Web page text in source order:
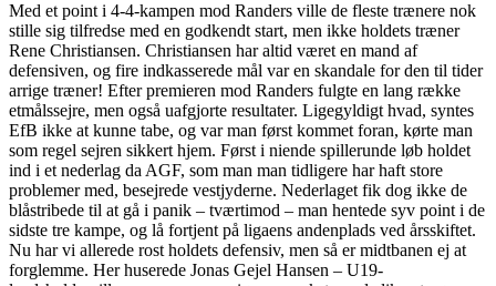
Med et point i 4-4-kampen mod Randers ville de fleste trænere nok
stille sig tilfredse med en godkendt start, men ikke holdets træner
Rene Christiansen. Christiansen har altid været en mand af
defensiven, og fire indkasserede mål var en skandale for den til tider
arrige træner! Efter premieren mod Randers fulgte en lang række
etmålssejre, men også uafgjorte resultater. Ligegyldigt hvad, syntes
EfB ikke at kunne tabe, og var man først kommet foran, kørte man
som regel sejren sikkert hjem. Først i niende spillerunde løb holdet
ind i et nederlag da AGF, som man man tidligere har haft store
problemer med, besejrede vestjyderne. Nederlaget fik dog ikke de
blåstribede til at gå i panik – tværtimod – man hentede syv point i de
sidste tre kampe, og lå fortjent på ligaens andenplads ved årsskiftet.
Nu har vi allerede rost holdets defensiv, men så er midtbanen ej at
forglemme. Her huserede Jonas Gejel Hansen – U19-